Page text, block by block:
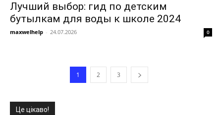
Лучший выбор: гид по детским
бутылкам для воды к школе 2024
maxwelhelp - 24.07.2026 0
1 2 3
Це цікаво!